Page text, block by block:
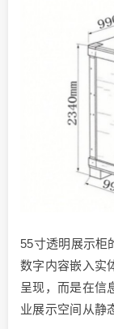
55寸透明展示柜
数字内容嵌入实
呈现，而是在信
业展示空间从静